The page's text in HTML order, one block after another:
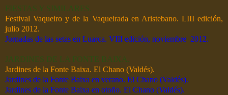
FIESTAS Y SIMILARES.
Festival Vaqueiro y de la Vaqueirada en Aristebano. LIII edición,
julio 2012.
Jornadas de las setas en Luarca. VIII edición, noviembre 2012.
JARDINES DE LA FONTE BAIXA.
Jardines de la Fonte Baixa. El Chano (Valdés).
Jardines de la Fonte Baixa en verano. El Chano (Valdés).
Jardines de la Fonte Baixa en otoño. El Chano (Valdés).